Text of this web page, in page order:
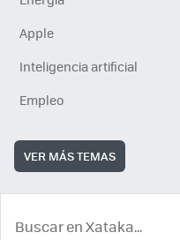
Apple
Inteligencia artificial
Empleo
VER MÁS TEMAS